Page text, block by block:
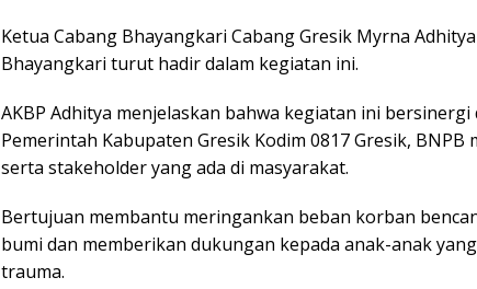
Ketua Cabang Bhayangkari Cabang Gresik Myrna
Bhayangkari turut hadir dalam kegiatan ini.
AKBP Adhitya menjelaskan bahwa kegiatan ini bersinergi
Pemerintah Kabupaten Gresik Kodim 0817 Gresik, BNPB
serta stakeholder yang ada di masyarakat.
Bertujuan membantu meringankan beban korban
bumi dan memberikan dukungan kepada anak-anak
trauma.